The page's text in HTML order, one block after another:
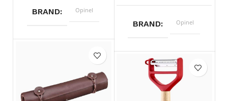
BRAND Opinel
BRAND Opinel